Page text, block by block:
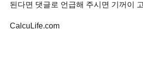
된다면 댓글로 언급해 주시면 기꺼이
CalcuLife.com